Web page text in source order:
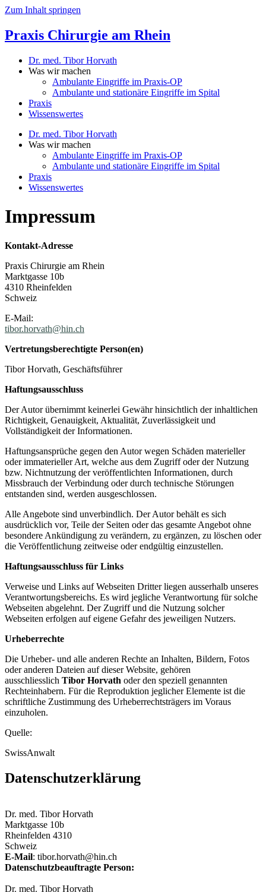
Zum Inhalt springen
Praxis Chirurgie am Rhein
Dr. med. Tibor Horvath
Was wir machen
Ambulante Eingriffe im Praxis-OP
Ambulante und stationäre Eingriffe im Spital
Praxis
Wissenswertes
Dr. med. Tibor Horvath
Was wir machen
Ambulante Eingriffe im Praxis-OP
Ambulante und stationäre Eingriffe im Spital
Praxis
Wissenswertes
Impressum
Kontakt-Adresse
Praxis Chirurgie am Rhein
Marktgasse 10b
4310 Rheinfelden
Schweiz
E-Mail:
tibor.horvath@hin.ch
Vertretungsberechtigte Person(en)
Tibor Horvath, Geschäftsführer
Haftungsausschluss
Der Autor übernimmt keinerlei Gewähr hinsichtlich der inhaltlichen
Richtigkeit, Genauigkeit, Aktualität, Zuverlässigkeit und
Vollständigkeit der Informationen.
Haftungsansprüche gegen den Autor wegen Schäden materieller
oder immaterieller Art, welche aus dem Zugriff oder der Nutzung
bzw. Nichtnutzung der veröffentlichten Informationen, durch
Missbrauch der Verbindung oder durch technische Störungen
entstanden sind, werden ausgeschlossen.
Alle Angebote sind unverbindlich. Der Autor behält es sich
ausdrücklich vor, Teile der Seiten oder das gesamte Angebot ohne
besondere Ankündigung zu verändern, zu ergänzen, zu löschen oder
die Veröffentlichung zeitweise oder endgültig einzustellen.
Haftungsausschluss für Links
Verweise und Links auf Webseiten Dritter liegen ausserhalb unseres
Verantwortungsbereichs. Es wird jegliche Verantwortung für solche
Webseiten abgelehnt. Der Zugriff und die Nutzung solcher
Webseiten erfolgen auf eigene Gefahr des jeweiligen Nutzers.
Urheberrechte
Die Urheber- und alle anderen Rechte an Inhalten, Bildern, Fotos
oder anderen Dateien auf dieser Website, gehören
ausschliesslich Tibor Horvath oder den speziell genannten
Rechteinhabern. Für die Reproduktion jeglicher Elemente ist die
schriftliche Zustimmung des Urheberrechtsträgers im Voraus
einzuholen.
Quelle:
SwissAnwalt
Datenschutzerklärung
Dr. med. Tibor Horvath
Marktgasse 10b
Rheinfelden 4310
Schweiz
E-Mail: tibor.horvath@hin.ch
Datenschutzbeauftragte Person:
Dr. med. Tibor Horvath